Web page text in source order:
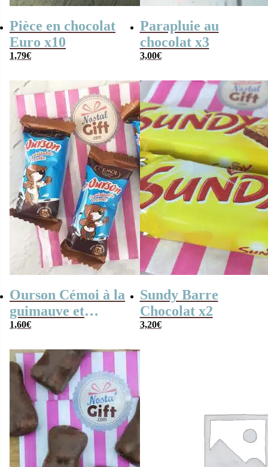
Pièce en chocolat
Euro x10
1,79€
Parapluie au
chocolat x3
3,00€
Ourson Cémoi à la
guimauve et
chocolat lait x3
1,60€
Sundy Barre
Chocolat x2
3,20€